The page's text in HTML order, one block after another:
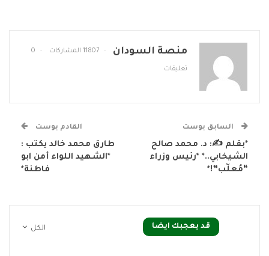
منصة السودان 11807 المشاركات 0
تعليقات
السابق بوست
*بقلم ✍: د. محمد صالح
الشيخابي..* *رئيس وزراء
“مُعلّب”!*
القادم بوست
طارق محمد خالد يكتب :
*الشهيد اللواء أمن ابو
فاطنة*
الكل قد يعجبك ايضا